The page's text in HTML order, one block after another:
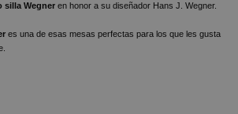
silla Wegner en honor a su diseñador Hans J. Wegner.
es una de esas mesas perfectas para los que les gusta